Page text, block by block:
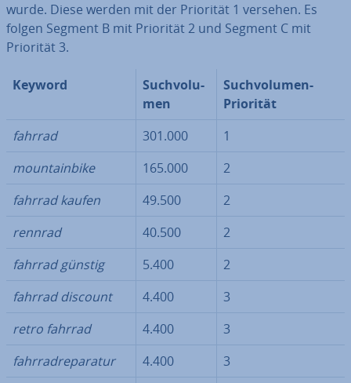
wurde. Diese werden mit der Priorität 1 versehen. Es
folgen Segment B mit Priorität 2 und Segment C mit
Priorität 3.
Keyword
Such­vo­lu­
men
Such­vo­lu­men-
Priorität
fahrrad
301.000
1
moun­tain­bike
165.000
2
fahrrad kaufen
49.500
2
rennrad
40.500
2
fahrrad günstig
5.400
2
fahrrad discount
4.400
3
retro fahrrad
4.400
3
fahr­rad­re­pa­ra­tur
4.400
3